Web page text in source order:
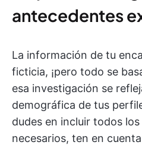
antecedentes
La información de tu
ficticia, ¡pero todo se
esa investigación se
demográfica de tus
dudes en incluir todos
necesarios, ten en